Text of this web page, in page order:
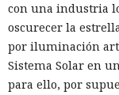
con una industria
oscurecer la
por iluminación
Sistema Solar en
para ello, por